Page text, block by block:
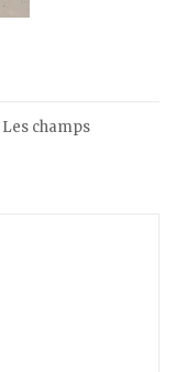
Les champs